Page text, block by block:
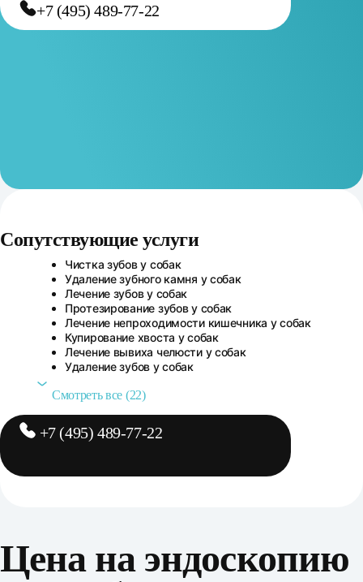
+7 (495) 489-77-22
Сопутствующие услуги
Сопутствующие услуги
Чистка зубов у собак
Удаление зубного камня у собак
Лечение зубов у собак
Протезирование зубов у собак
Лечение непроходимости кишечника у собак
Купирование хвоста у собак
Лечение вывиха челюсти у собак
Удаление зубов у собак
Смотреть все (22)
+7 (495) 489-77-22
Цена на эндоскопию